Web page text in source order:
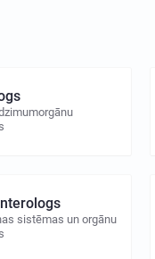
sistēmas un orgānu